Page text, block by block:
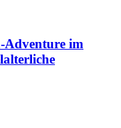
Adventure im